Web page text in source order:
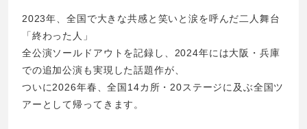
2023年、全国で大きな共感と笑いと涙を呼んだ二人舞台
「終わった人」
全公演ソールドアウトを記録し、2024年には大阪・兵庫
での追加公演も実現した話題作が、
ついに2026年春、全国14カ所・20ステージに及ぶ全国ツ
アーとして帰ってきます。